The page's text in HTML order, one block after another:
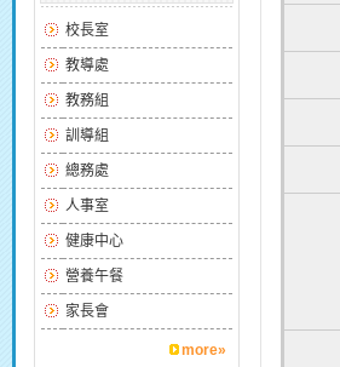
校長室
教導處
教務組
訓導組
總務處
人事室
健康中心
營養午餐
家長會
more»